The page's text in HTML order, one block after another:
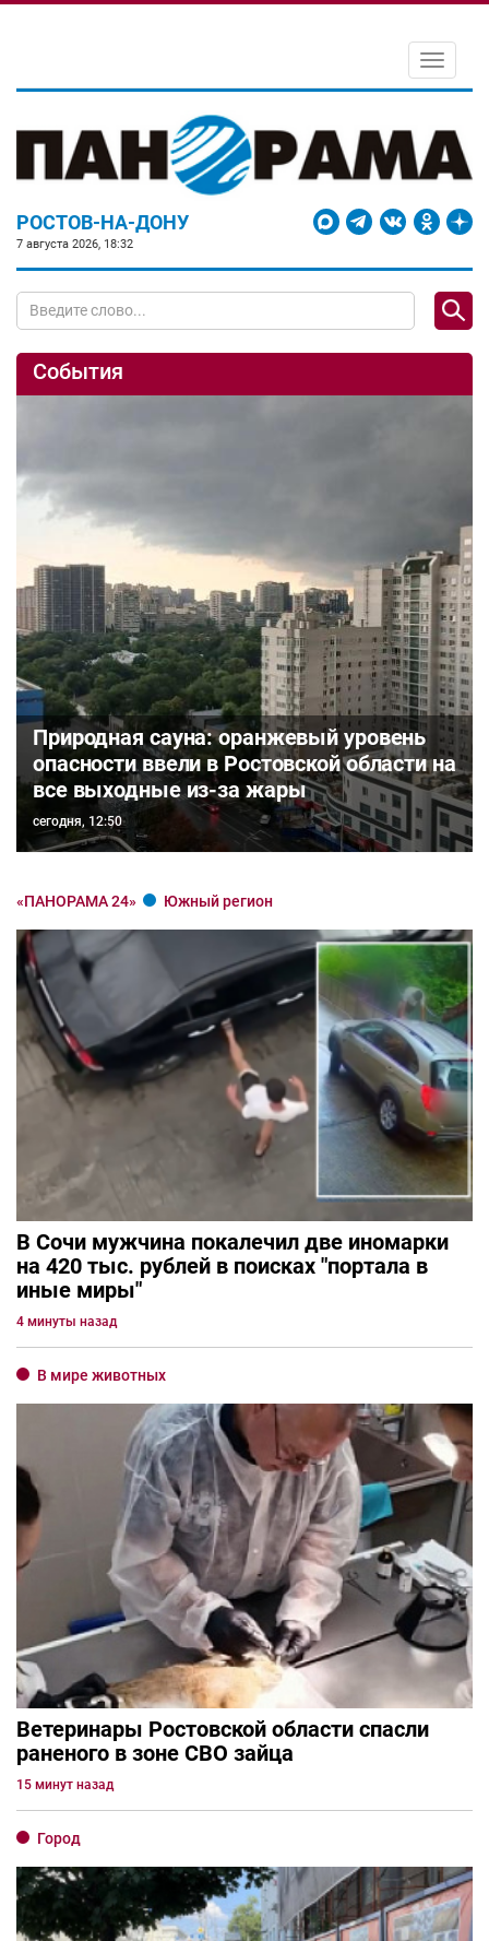
Toggle
РОСТОВ-НА-ДОНУ
7 августа 2026, 18:32
События
Природная сауна: оранжевый уровень
опасности ввели в Ростовской области на
все выходные из-за жары
сегодня, 12:50
«ПАНОРАМА 24» Южный регион
В Сочи мужчина покалечил две иномарки
на 420 тыс. рублей в поисках "портала в
иные миры"
4 минуты назад
В мире животных
Ветеринары Ростовской области спасли
раненого в зоне СВО зайца
15 минут назад
Город